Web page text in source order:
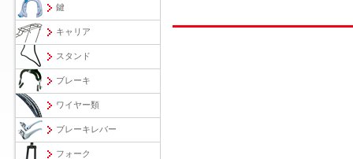
鍵
キャリア
スタンド
ブレーキ
ワイヤー類
ブレーキレバー
フォーク